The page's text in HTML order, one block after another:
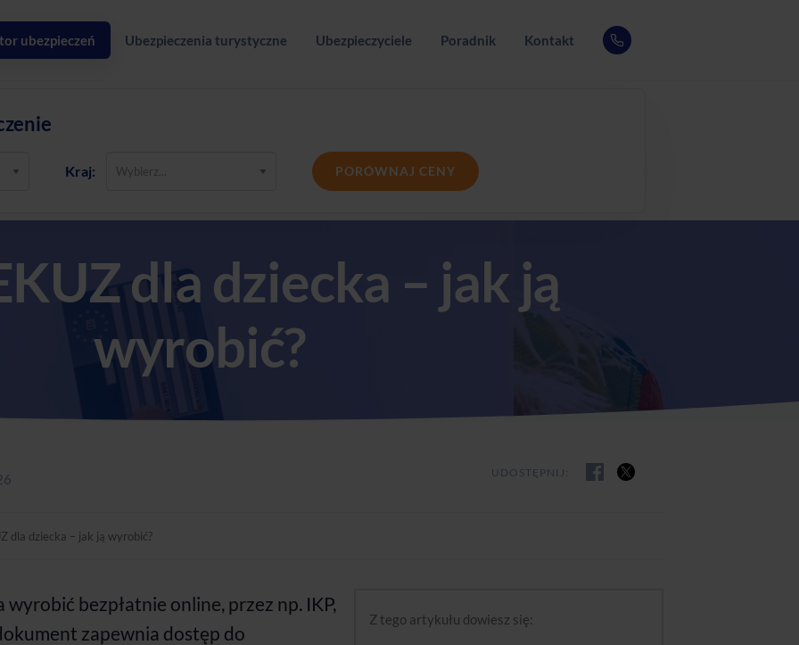
ubezpieczeń Ubezpieczenia turystyczne Ubezpieczyciele Poradnik Kontakt
Kraj: PORÓWNAJ CENY
dla dziecka – jak ją
wyrobić?
UDOSTĘPNIJ:
dla dziecka – jak ją wyrobić?
wyrobić bezpłatnie online, przez np. IKP,
zapewnia dostęp do
Z tego artykułu dowiesz się: